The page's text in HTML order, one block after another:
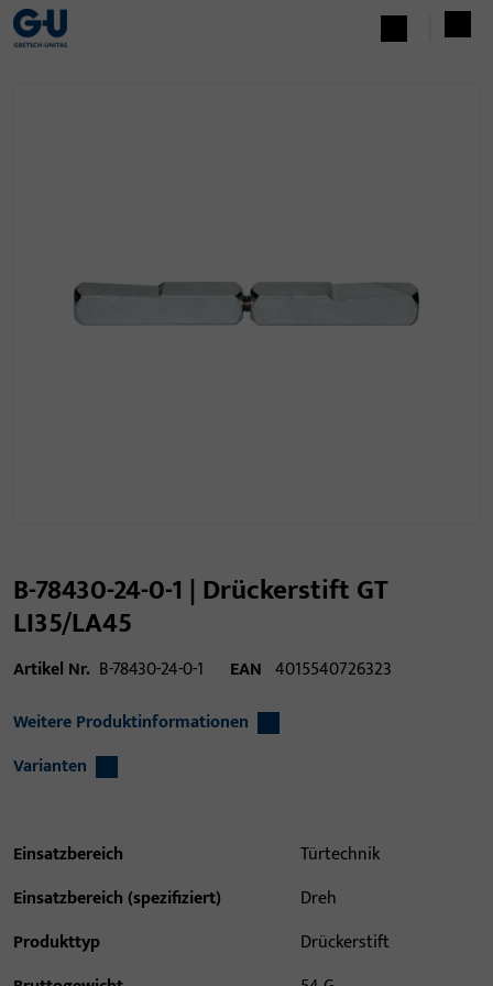
B-78430-24-0-1 | Drückerstift GT
LI35/LA45
Artikel Nr. B-78430-24-0-1 EAN 4015540726323
Weitere Produktinformationen
Varianten
Einsatzbereich
Türtechnik
Einsatzbereich (spezifiziert)
Dreh
Produkttyp
Drückerstift